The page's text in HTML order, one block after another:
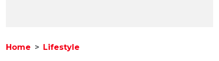
Home Lifestyle